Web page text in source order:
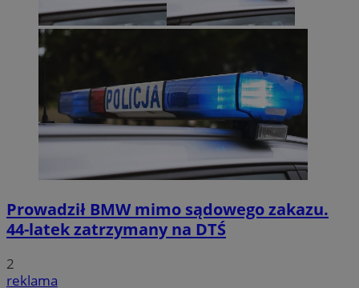
Prowadził BMW mimo sądowego zakazu.
44-latek zatrzymany na DTŚ
2
reklama